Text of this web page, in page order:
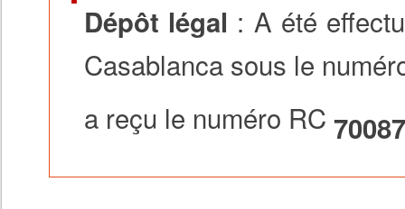
Dépôt légal : A été
Casablanca sous le
a reçu le numéro RC